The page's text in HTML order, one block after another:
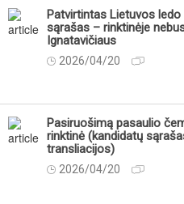
Patvirtintas Lietuvos
sąrašas – rinktinėje
Ignatavičiaus
2026/04/20
Pasiruošimą pasaulio
rinktinė (kandidatų
transliacijos)
2026/04/20